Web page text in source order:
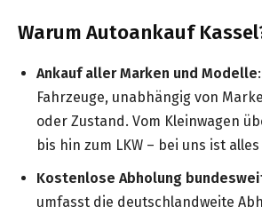
Warum Autoankauf
Ankauf aller Marken und Modelle
Fahrzeuge, unabhängig von
oder Zustand. Vom Kleinwagen
bis hin zum LKW – bei uns ist
Kostenlose Abholung
umfasst die deutschlandweite